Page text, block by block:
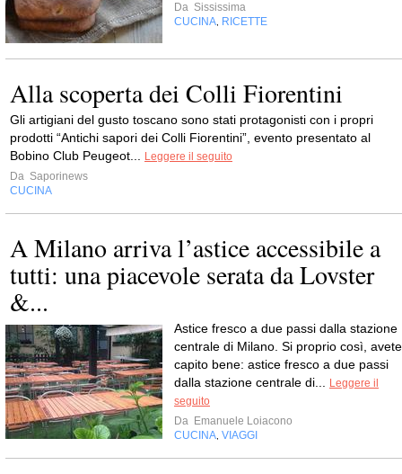
Da Sississima
CUCINA RICETTE
Alla scoperta dei Colli Fiorentini
Gli artigiani del gusto toscano sono stati protagonisti con i propri
prodotti “Antichi sapori dei Colli Fiorentini”, evento presentato al
Bobino Club Peugeot...
Leggere il seguito
Da Saporinews
CUCINA
A Milano arriva l’astice accessibile a
tutti: una piacevole serata da Lovster
&...
Astice fresco a due passi dalla stazione
centrale di Milano. Si proprio così, avete
capito bene: astice fresco a due passi
dalla stazione centrale di...
Leggere il
seguito
Da Emanuele Loiacono
CUCINA VIAGGI